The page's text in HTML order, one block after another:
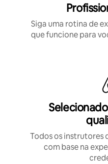
Siga uma rotina de
que funcione para
Todos os instrutores
com base na